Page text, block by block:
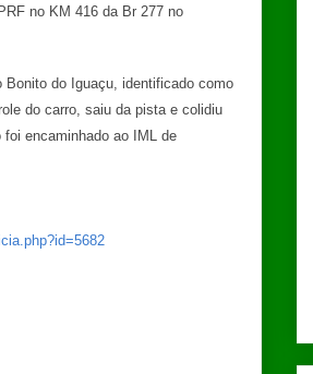
no KM 416 da Br 277 no
do Iguaçu, identificado como
do carro, saiu da pista e colidiu
encaminhado ao IML de